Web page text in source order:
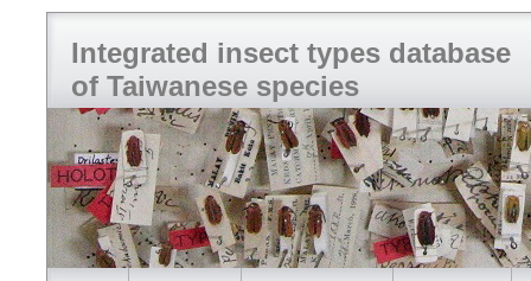
Integrated insect types database
of Taiwanese species